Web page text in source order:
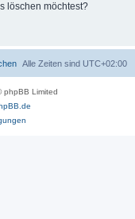
löschen möchtest?
Alle Zeiten sind UTC+02:00
phpBB Limited